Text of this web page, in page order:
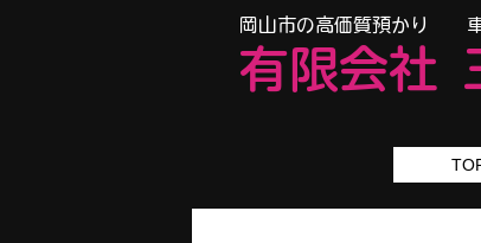
岡山市の高価質預かり 車
有限会社